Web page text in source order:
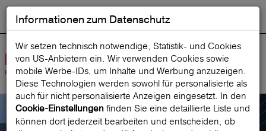
Suche starten
Informationen zum Datenschutz
Wir setzen technisch notwendige, Statistik- und Cookies
von US-Anbietern ein. Wir verwenden Cookies sowie
mobile Werbe‑IDs, um Inhalte und Werbung anzuzeigen.
Diese Technologien werden sowohl für personalisierte als
auch für nicht personalisierte Anzeigen eingesetzt. In den
Cookie-Einstellungen finden Sie eine detaillierte Liste und
können dort jederzeit bearbeiten und entscheiden, ob